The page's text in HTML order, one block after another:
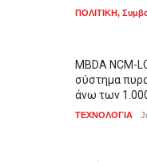
ΠΟΛΙΤΙΚΗ,
MBDA NCM-
σύστημα
άνω των
ΤΕΧΝΟΛΟΓΙΑ